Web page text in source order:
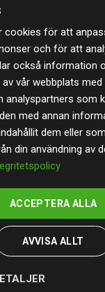
granskar
metod för att
visar att våra
utsläppenfrån
– ett tydligt
klimatnytta.
cookies för att
och för att
också information
av vår webbplats med
analyspartners som
med annan
dem eller
din användning av
ACCEPTERA ALLA
AVVISA ALLT